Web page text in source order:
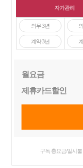
자가관리
의무 3년
계약 3년
월요금
제휴카드할인
구독 총요금/일시